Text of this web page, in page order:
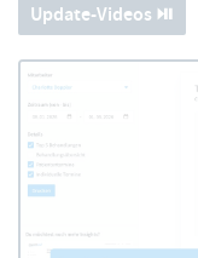
Update-Videos ⏯️